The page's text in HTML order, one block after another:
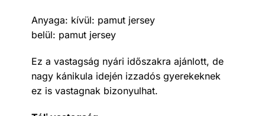
Anyaga: kívül: pamut jersey
belül: pamut jersey
Ez a vastagság nyári időszakra ajánlott, de
nagy kánikula idején izzadós gyerekeknek
ez is vastagnak bizonyulhat.